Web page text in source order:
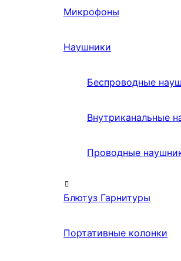
Микрофоны
Наушники
Беспроводные
Внутриканальные
Проводные
Блютуз Гарнитуры
Портативные колонки